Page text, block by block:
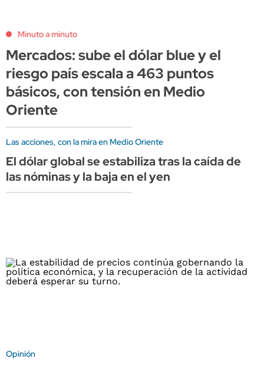
Minuto a minuto
Mercados: sube el dólar blue y el
riesgo país escala a 463 puntos
básicos, con tensión en Medio
Oriente
Las acciones, con la mira en Medio Oriente
El dólar global se estabiliza tras la caída de
las nóminas y la baja en el yen
Opinión